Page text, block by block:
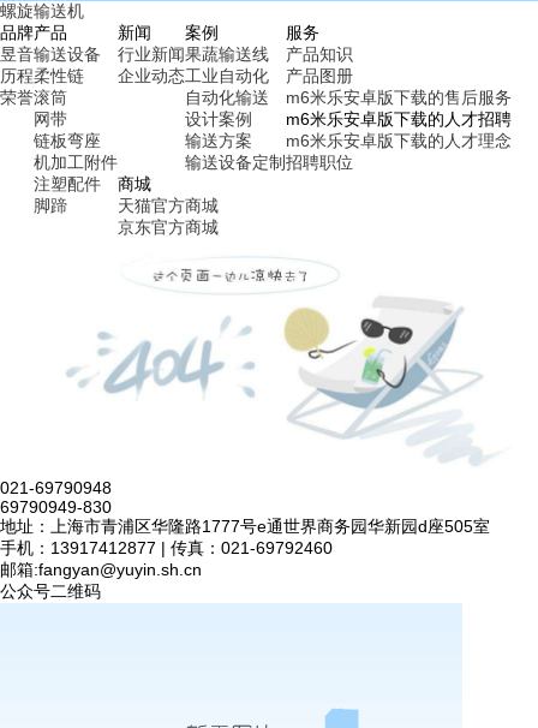
螺旋输送机
品牌
昱音
历程
荣誉
产品
输送设备
柔性链
滚筒
网带
链板弯座
机加工附件
注塑配件
脚蹄
新闻
行业新闻
企业动态
案例
果蔬输送线
工业自动化
自动化输送
设计案例
输送方案
输送设备定制
服务
产品知识
产品图册
m6米乐安卓版下载的售后服务
m6米乐安卓版下载的人才招聘
m6米乐安卓版下载的人才理念
招聘职位
商城
天猫官方商城
京东官方商城
021-69790948
69790949-830
地址：上海市青浦区华隆路1777号e通世界商务园华新园d座505室
手机：13917412877 | 传真：021-69792460
邮箱:fangyan@yuyin.sh.cn
公众号二维码